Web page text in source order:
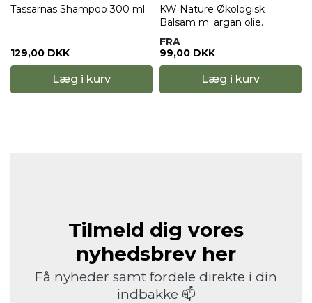
Tassarnas Shampoo 300 ml
129,00 DKK
Læg i kurv
KW Nature Økologisk
Balsam m. argan olie.
FRA
99,00 DKK
Læg i kurv
Tilmeld dig vores
nyhedsbrev her
Få nyheder samt fordele direkte i din
indbakke 📫